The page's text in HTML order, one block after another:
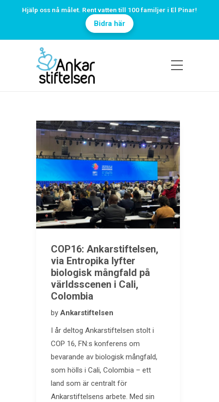
Hjälp oss nå målet. Rent vatten till 100 familjer i El Pinar!
Bidra här
COP16: Ankarstiftelsen,
via Entropika lyfter
biologisk mångfald på
världsscenen i Cali,
Colombia
by Ankarstiftelsen
I år deltog Ankarstiftelsen stolt i
COP 16, FN:s konferens om
bevarande av biologisk mångfald,
som hölls i Cali, Colombia – ett
land som är centralt för
Ankarstiftelsens arbete. Med sin